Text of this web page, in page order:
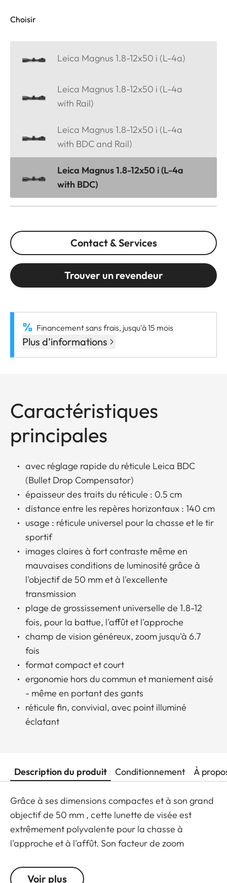
Choisir
Leica Magnus 1.8-12x50 i (L-4a)
Leica Magnus 1.8-12x50 i (L-4a
with Rail)
Leica Magnus 1.8-12x50 i (L-4a
with BDC and Rail)
Leica Magnus 1.8-12x50 i (L-4a
with BDC)
Contact & Services
Trouver un revendeur
Financement sans frais, jusqu'à 15 mois
Plus d’informations
Caractéristiques
principales
avec réglage rapide du réticule Leica BDC
(Bullet Drop Compensator)
épaisseur des traits du réticule : 0.5 cm
distance entre les repères horizontaux : 140 cm
usage : réticule universel pour la chasse et le tir
sportif
images claires à fort contraste même en
mauvaises conditions de luminosité grâce à
l'objectif de 50 mm et à l'excellente
transmission
plage de grossissement universelle de 1.8-12
fois, pour la battue, l'affût et l'approche
champ de vision généreux, zoom jusqu'à 6.7
fois
format compact et court
ergonomie hors du commun et maniement aisé
- même en portant des gants
réticule fin, convivial, avec point illuminé
éclatant
Description du produit Conditionnement À
Grâce à ses dimensions compactes et à son grand
objectif de 50 mm , cette lunette de visée est
extrêmement polyvalente pour la chasse à
l'approche et à l'affût. Son facteur de zoom
1.8x en font également un choix idéal pour la
Voir plus